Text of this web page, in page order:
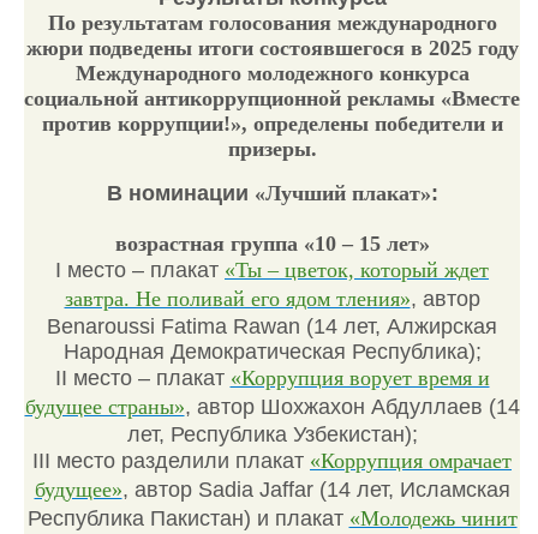
По результатам голосования международного
жюри подведены итоги состоявшегося в 2025 году
Международного молодежного конкурса
социальной антикоррупционной рекламы «Вместе
против коррупции!», определены победители и
призеры.
В номинации «Лучший плакат»:
возрастная группа «10 – 15 лет»
I место – плакат «Ты – цветок, который ждет
завтра. Не поливай его ядом тления», автор
Benaroussi Fatima Rawan (14 лет, Алжирская
Народная Демократическая Республика);
II место – плакат «Коррупция ворует время и
будущее страны», автор Шохжахон Абдуллаев (14
лет, Республика Узбекистан);
III место разделили плакат «Коррупция омрачает
будущее», автор Sadia Jaffar (14 лет, Исламская
Республика Пакистан) и плакат «Молодежь чинит